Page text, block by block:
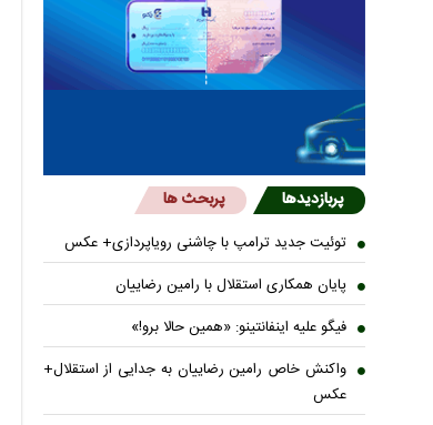
پربازدیدها پربحث ها
توئیت جدید ترامپ با چاشنی رویاپردازی+ عکس
پایان همکاری استقلال با رامین رضاییان
فیگو علیه اینفانتینو: «همین حالا برو!»
واکنش خاص رامین رضاییان به جدایی از استقلال+
عکس